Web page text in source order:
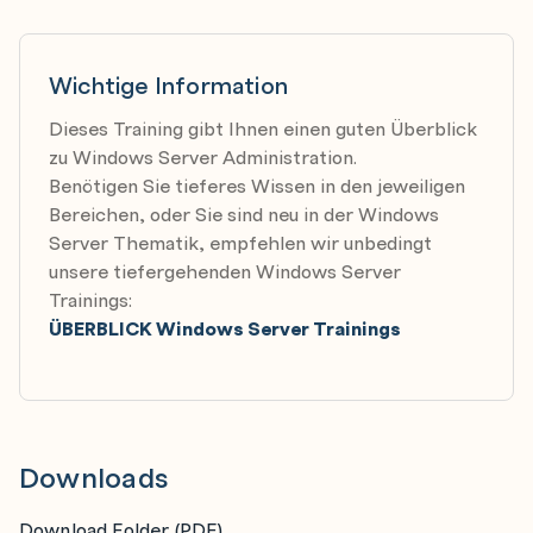
Module 7: Disaster recovery in Windows Server
Hyper-V Replica
Backup and restore infrastructure in Windows
Server
Module 8: Windows Server security
Credentials and privileged access protection
Hardening Windows Server
JEA in Windows Server
Module 9: RDS in Windows Server
Overview of RDS
Wichtige Information
Dieses Training gibt Ihnen einen guten Überblick
zu Windows Server Administration.
Benötigen Sie tieferes Wissen in den jeweiligen
Bereichen, oder Sie sind neu in der Windows
Server Thematik, empfehlen wir unbedingt
unsere tiefergehenden Windows Server
Trainings:
ÜBERBLICK Windows Server Trainings
Downloads